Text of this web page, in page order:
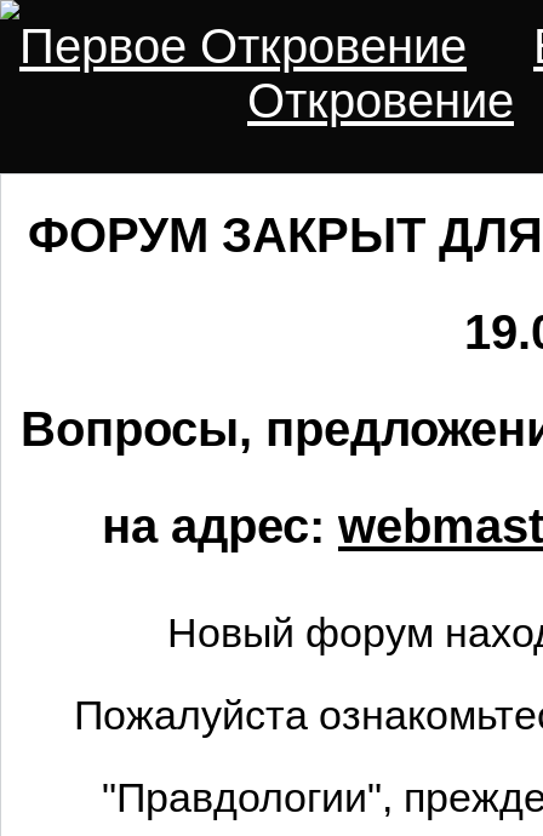
Первое Откровение
Откровение
ФОРУМ ЗАКРЫТ
Вопросы,
на адрес:
Новый форум
Пожалуйста
"Правдологии",